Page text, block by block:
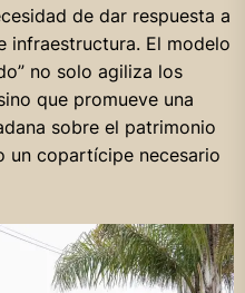
de dar respuesta a
infraestructura. El modelo
no solo agiliza los
que promueve una
sobre el patrimonio
un copartícipe necesario